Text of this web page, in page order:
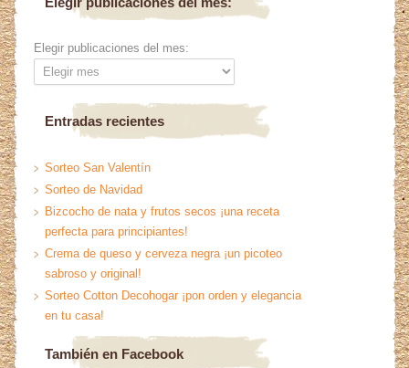
Elegir publicaciones del mes:
Entradas recientes
Sorteo San Valentín
Sorteo de Navidad
Bizcocho de nata y frutos secos ¡una receta
perfecta para principiantes!
Crema de queso y cerveza negra ¡un picoteo
sabroso y original!
Sorteo Cotton Decohogar ¡pon orden y elegancia
en tu casa!
También en Facebook